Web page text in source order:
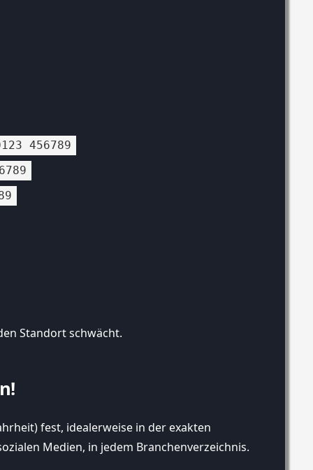
456789
Standort schwächt.
fest, idealerweise in der exakten
Medien, in jedem Branchenverzeichnis.